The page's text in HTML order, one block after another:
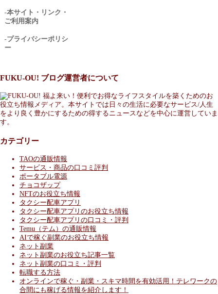
-本サイト・リンク・
ご利用案内
-プライバシーポリシ
ー
FUKU-OU! ブログ運営者について
福よ来い！便利でお得なライフスタイルを築くためのお
役立ち情報メディア。本サイトでは日々の生活に必要なサービス/人生
をより良く豊かにするための得するニュースなどを中心に運営していま
す。
カテゴリー
TAOの通販情報
サービス・商品の口コミ評判
ポータブル電源
チョコザップ
NFTのお役立ち情報
タクシー配車アプリ
タクシー配車アプリのお役立ち情報
タクシー配車アプリの口コミ・評判
Temu（テム）の通販情報
AIで稼ぐ副業のお役立ち情報
ネット副業
ネット副業のお役立ち記事一覧
ネット副業の口コミ・評判
転職する方法
オンラインで稼ぐ・副業・スキマ時間を有効活用！テレワークの
合間にも稼げる情報を紹介します！